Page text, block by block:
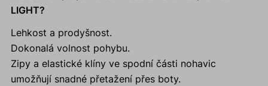
LIGHT?
Lehkost a prodyšnost.
Dokonalá volnost pohybu.
Zipy a elastické klíny ve spodní části nohavic
umožňují snadné přetažení přes boty.